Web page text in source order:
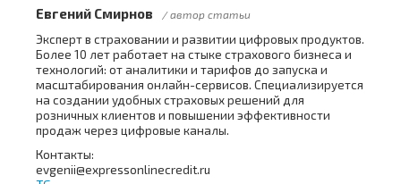
Евгений Смирнов / автор статьи
Эксперт в страховании и развитии цифровых продуктов.
Более 10 лет работает на стыке страхового бизнеса и
технологий: от аналитики и тарифов до запуска и
масштабирования онлайн-сервисов. Специализируется
на создании удобных страховых решений для
розничных клиентов и повышении эффективности
продаж через цифровые каналы.
Контакты:
evgenii@expressonlinecredit.ru